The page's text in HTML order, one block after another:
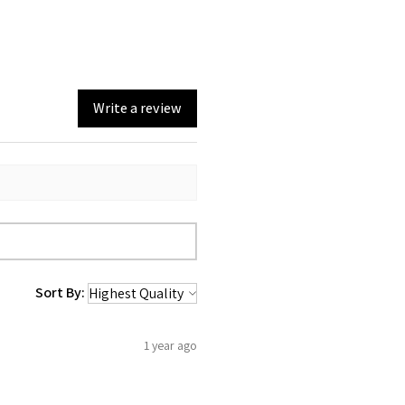
Write a review
Sort By:
1 year ago